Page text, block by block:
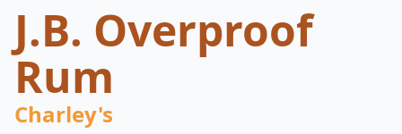
J.B. Overproof
Rum
Charley's